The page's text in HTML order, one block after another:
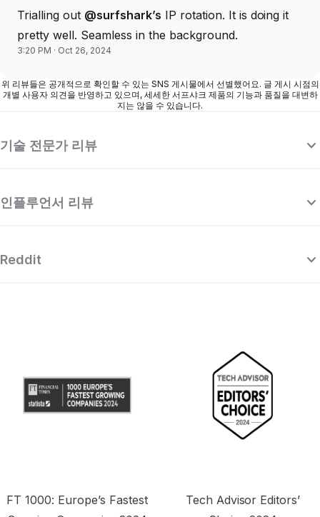
Trialling out @surfshark’s IP rotation. It is doing it
pretty well. Seamless in the background.
3:20 PM · Oct 26, 2024
위 리뷰들은 공개적으로 확인할 수 있는 SNS 게시물에서 선별했어요. 글 게시 시점의
개별 사용자 의견을 반영하고 있으며, 세세한 서프샤크 제품의 기능과 품질을 대변하
지는 않을 수 있습니다.
기술 전문가 리뷰
“서프샤크는 매우 강력한 VPN으로, 최고의
“
인플루언서 리뷰
Reddit
FT 1000: Europe’s Fastest
Tech Advisor Editors’